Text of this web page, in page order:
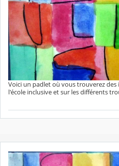
Voici un padlet où vous trouverez
l'école inclusive et sur les différents